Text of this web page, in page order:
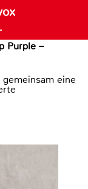
Purple –
eine